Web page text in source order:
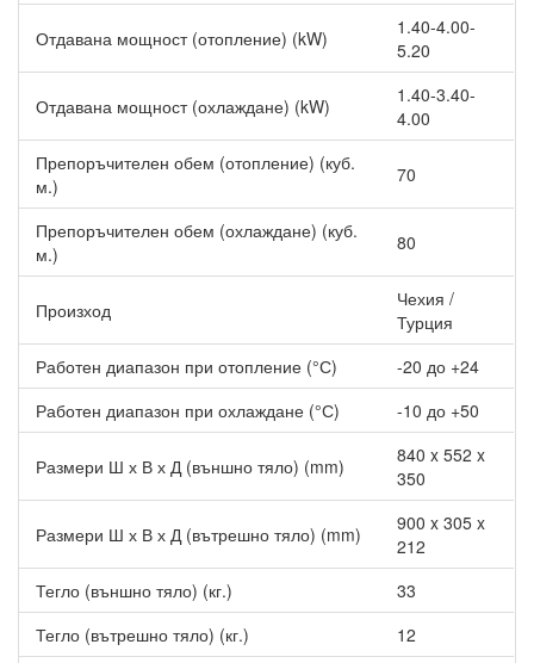
оптимизира въздушната струя за постигането на високи нива
на производителност при ниски нива на шум. В резултат на
това практически не го чувате докато работи.
Интелигентен термален сензор
Интелигентният сензор проверява стаята за температура и
заетост на въздуха и сигнализира на климатика да насочи
въздуха далеч от обитателите, или към зони с неравномерна
температура.
Ускорено отопление
При настройване на определена температура, тя се достига с
14% по-бързо, отколкото при обикновените климатици,
загрявайки помещението по-бързо, когато е необходимо.
Пречистване на въздуха
Използвайки технологията Flash Streamer и вградените
филтри за пречистване на въздуха се улавят праховите
частици, разграждат се алергените и се премахват досадните
миризми, осигурявайки по-чист въздух. По този начин
климатикът Daikin Emura се грижи за здравословната сред в
офиса и дома Ви.
Други по-важни характеристики и предимства на
Инверторен климатик Daikin FTXJ35AW/RXJ35A WHITE
EMURA III, 12000 BTU, Клас A+++
Отдавана мощност (отопление) (kW)
1.40-4.00-
5.20
Отдавана мощност (охлаждане) (kW)
1.40-3.40-
4.00
Препоръчителен обем (отопление) (куб.
м.)
70
Препоръчителен обем (охлаждане) (куб.
м.)
80
Произход
Чехия /
Турция
Работен диапазон при отопление (°С)
-20 до +24
Работен диапазон при охлаждане (°С)
-10 до +50
Размери Ш х В х Д (външно тяло) (mm)
840 x 552 x
350
Размери Ш х В х Д (вътрешно тяло) (mm)
900 x 305 x
212
Тегло (външно тяло) (кг.)
33
Тегло (вътрешно тяло) (кг.)
12